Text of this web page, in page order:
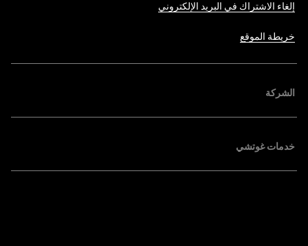
إلغاء الاشتراك في البريد الإلكتروني
خريطة الموقع
الشركة
خدمات غوتشي